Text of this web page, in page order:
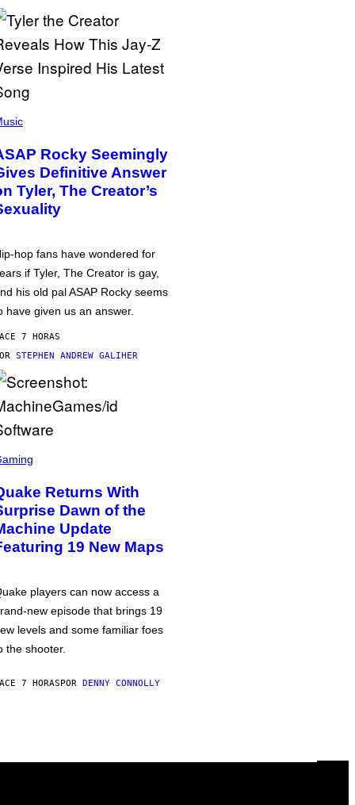
Rocky Seemingly
Definitive Answer
Tyler, The Creator’s
hop fans have wondered for
if Tyler, The Creator is gay,
his old pal ASAP Rocky seems
have given us an answer.
7 HORAS
STEPHEN ANDREW GALIHER
Returns With
Dawn of the
Update
19 New Maps
players can now access a
new episode that brings 19
levels and some familiar foes
the shooter.
7 HORASPOR DENNY CONNOLLY